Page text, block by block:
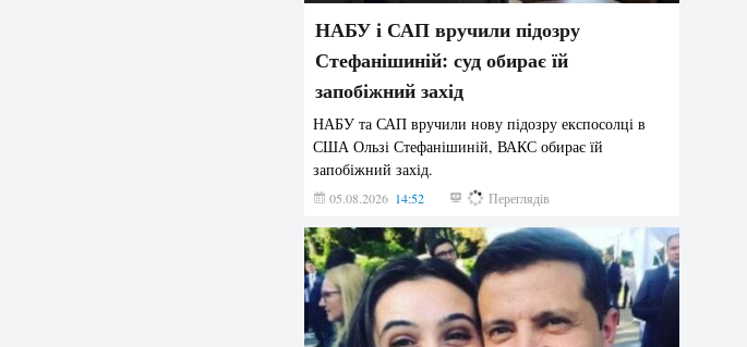
НАБУ і САП вручили підозру
Стефанішиній: суд обирає їй
запобіжний захід
НАБУ та САП вручили нову підозру експосолці в
США Ользі Стефанішиній, ВАКС обирає їй
запобіжний захід.
05.08.2026 14:52 152 Переглядів